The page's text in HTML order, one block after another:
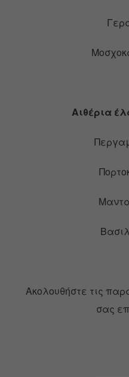
Αιθέρια
Ακολουθήστε τις
σας